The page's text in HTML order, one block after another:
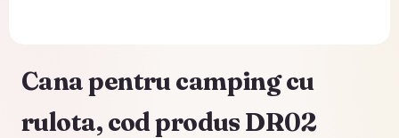
Cana pentru camping cu
rulota, cod produs DR02